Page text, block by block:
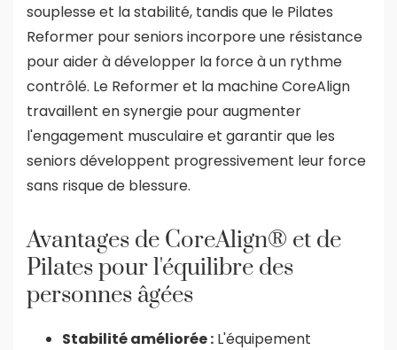
souplesse et la stabilité, tandis que le Pilates
Reformer pour seniors incorpore une résistance
pour aider à développer la force à un rythme
contrôlé. Le Reformer et la machine CoreAlign
travaillent en synergie pour augmenter
l'engagement musculaire et garantir que les
seniors développent progressivement leur force
sans risque de blessure.
Avantages de CoreAlign® et de
Pilates pour l'équilibre des
personnes âgées
Stabilité améliorée : L'équipement